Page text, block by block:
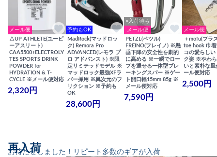
メール便
△UP ATHLETE(ユーピ
ーアスリート)
CAA5500+ELECTROLY
TES SPORTS DRINK
POWDER for
HYDRATION & T-
CYCLE ※メール便対応
2,320円
予約もOK
MadRock(マッドロッ
ク) Remora Pro
ADVANCED(レモラ プ
ロ アドバンスト) ※限
定リミテッドモデル ※
マッドロック最強XFラ
バー採用 ※異次元のフ
リクション ※予約も
OK
28,600円
×入荷待ち
メール便
PETZL(ペツル)
FREINO(フレイノ) ※懸
垂下降の安全性を劇的
に高める ※一瞬でロー
プを通せる一体型ブレ
ーキングスパー ※ゲー
ト開口幅15mm 85g ※
メール便対応
7,590円
メール便
＋mofu(プラ
toe hook 巾
コの愛らしい
ク姿 ※やわ
いと素朴な
ール便対応
2,500円
お待たせしました！リピート多数のギアが入荷
再入荷